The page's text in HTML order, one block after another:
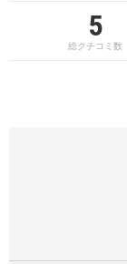
5
総クチコミ数